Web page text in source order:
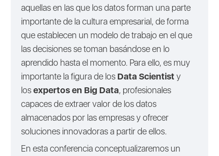
aquellas en las que los datos forman una parte
importante de la cultura empresarial, de forma
que establecen un modelo de trabajo en el que
las decisiones se toman basándose en lo
aprendido hasta el momento. Para ello, es muy
importante la figura de los Data Scientist y
losexpertos en Big Data, profesionales
capaces de extraer valor de los datos
almacenados por las empresas y ofrecer
soluciones innovadoras a partir de ellos.
En esta conferencia conceptualizaremos un